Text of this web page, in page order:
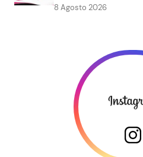
8 Agosto 2026